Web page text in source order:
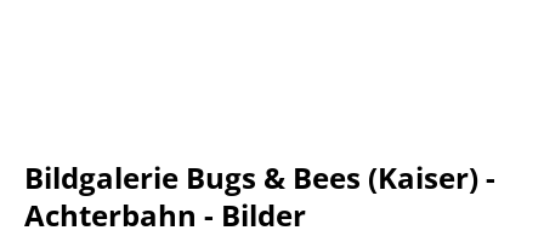
Bildgalerie Bugs & Bees (Kaiser) -
Achterbahn - Bilder